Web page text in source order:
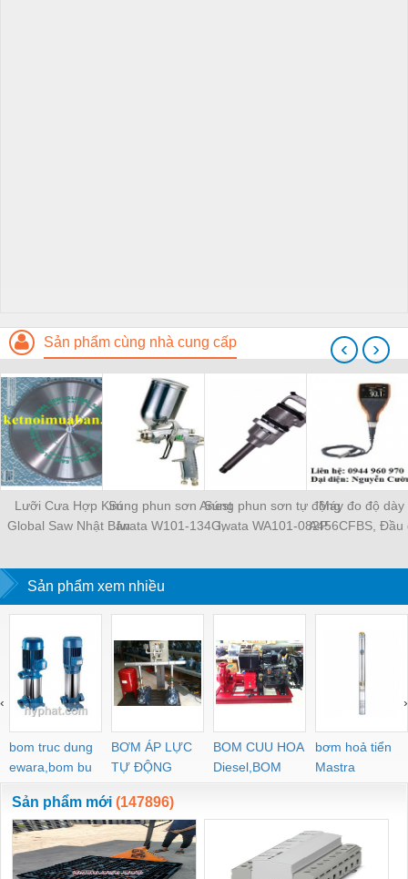
Sản phẩm cùng nhà cung cấp
Lưỡi Cưa Hợp Kim
Global Saw Nhật Bản
Súng phun sơn Anest
Iwata W101-134G,
Súng phun sơn tự động
Iwata WA101-082P
Máy đo độ dày
A456CFBS, Đầu
‹ ›
Sản phẩm xem nhiều
bom truc dung
ewara,bom bu
ewara
BƠM ÁP LỰC
TỰ ĐỘNG
BOM CUU HOA
Diesel,BOM
CHUA CHAY
bơm hoả tiển
Mastra
‹ ›
Sản phẩm mới (147896)